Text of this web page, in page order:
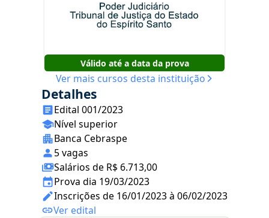
Válido até a data da prova
Ver mais cursos desta instituição
Detalhes
Edital 001/2023
Nível superior
Banca Cebraspe
5 vagas
Salários de R$ 6.713,00
Prova dia 19/03/2023
Inscrições de 16/01/2023 à 06/02/2023
Ver edital